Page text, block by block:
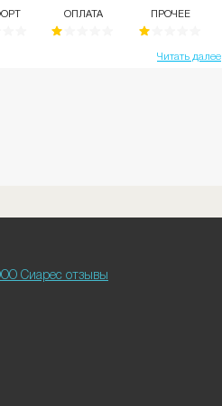
ОПЛАТА ПРОЧЕЕ
Читать далее
Сиарес отзывы